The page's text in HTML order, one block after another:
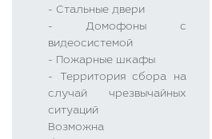
- Стальные двери
- Домофоны с
видеосистемой
- Пожарные шкафы
- Территория сбора на
случай чрезвычайных
ситуаций
Возможна